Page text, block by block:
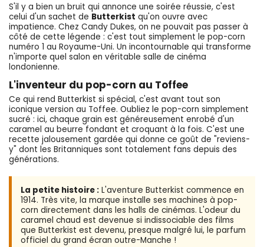
S'il y a bien un bruit qui annonce une soirée réussie, c'est
celui d'un sachet de Butterkist qu'on ouvre avec
impatience. Chez Candy Dukes, on ne pouvait pas passer à
côté de cette légende : c'est tout simplement le pop-corn
numéro 1 au Royaume-Uni. Un incontournable qui transforme
n'importe quel salon en véritable salle de cinéma
londonienne.
L'inventeur du pop-corn au Toffee
Ce qui rend Butterkist si spécial, c'est avant tout son
iconique version au Toffee. Oubliez le pop-corn simplement
sucré : ici, chaque grain est généreusement enrobé d'un
caramel au beurre fondant et croquant à la fois. C'est une
recette jalousement gardée qui donne ce goût de "reviens-
y" dont les Britanniques sont totalement fans depuis des
générations.
La petite histoire : L'aventure Butterkist commence en
1914. Très vite, la marque installe ses machines à pop-
corn directement dans les halls de cinémas. L'odeur du
caramel chaud est devenue si indissociable des films
que Butterkist est devenu, presque malgré lui, le parfum
officiel du grand écran outre-Manche !